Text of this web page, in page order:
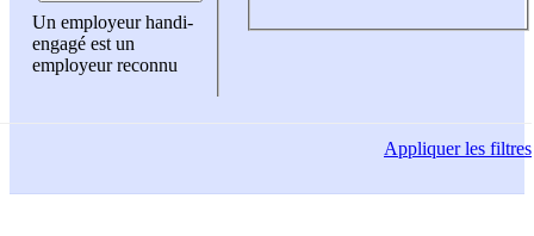
Un employeur handi-
engagé est un
employeur reconnu
Appliquerles filtres